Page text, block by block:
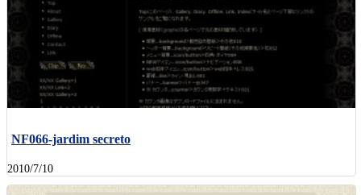
NF066-jardim secreto
2010/7/10